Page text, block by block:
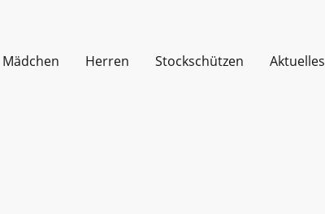
Mädchen Herren Stockschützen Aktuelles